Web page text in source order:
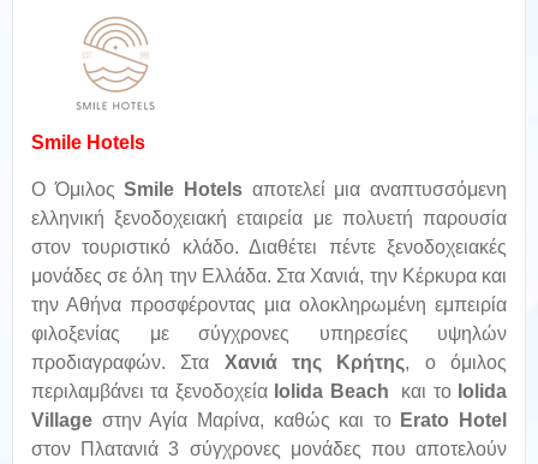
Smile Hotels
Ο ΌμιλοςSmile Hotels αποτελεί μια αναπτυσσόμενη
ελληνική ξενοδοχειακή εταιρεία με πολυετή παρουσία
στον τουριστικό κλάδο. Διαθέτει πέντε ξενοδοχειακές
μονάδες σε όλη την Ελλάδα. Στα Χανιά, την Κέρκυρα και
την Αθήνα προσφέροντας μια ολοκληρωμένη εμπειρία
φιλοξενίας με σύγχρονες υπηρεσίες υψηλών
προδιαγραφών. Στα Χανιά της Κρήτης, ο όμιλος
περιλαμβάνει τα ξενοδοχεία Iolida Beach και το Iolida
Village στην Αγία Μαρίνα, καθώς και το Erato Hotel
στον Πλατανιά 3 σύγχρονες μονάδες που αποτελούν